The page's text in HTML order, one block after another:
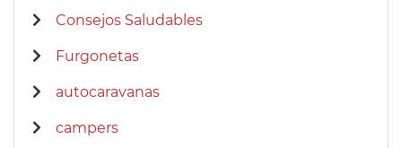
Consejos Saludables
Furgonetas
autocaravanas
campers